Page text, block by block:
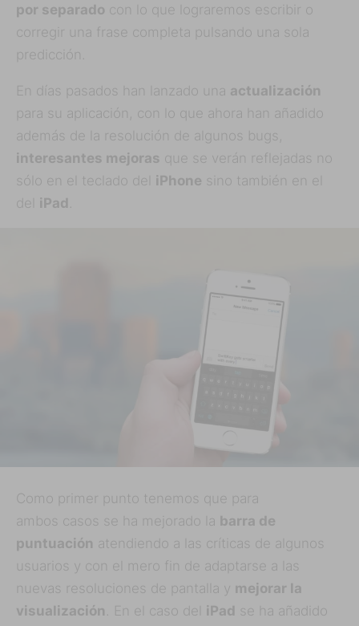
por separado con lo que lograremos escribir o
corregir una frase completa pulsando una sola
predicción.
En días pasados han lanzado una actualización
para su aplicación, con lo que ahora han añadido
además de la resolución de algunos bugs,
interesantes mejoras que se verán reflejadas no
sólo en el teclado del iPhone sino también en el
del iPad
Como primer punto tenemos que para
ambos casos se ha mejorado la barra de
puntuación atendiendo a las críticas de algunos
usuarios y con el mero fin de adaptarse a las
nuevas resoluciones de pantalla y mejorar la
visualización . En el caso del iPad se ha añadido